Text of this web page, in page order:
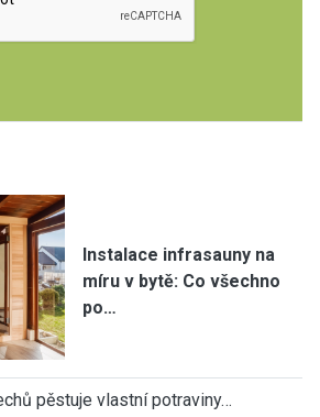
Instalace infrasauny na
míru v bytě: Co všechno
po…
pěstuje vlastní potraviny…